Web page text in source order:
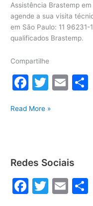
Assistência Brastemp
agende a sua visita
em São Paulo: 11
qualificados Brastemp.
Compartilhe
F
c
o
o
k
T
itt
E
Assistência
da
Read More »
Redes Sociais
F
T
E